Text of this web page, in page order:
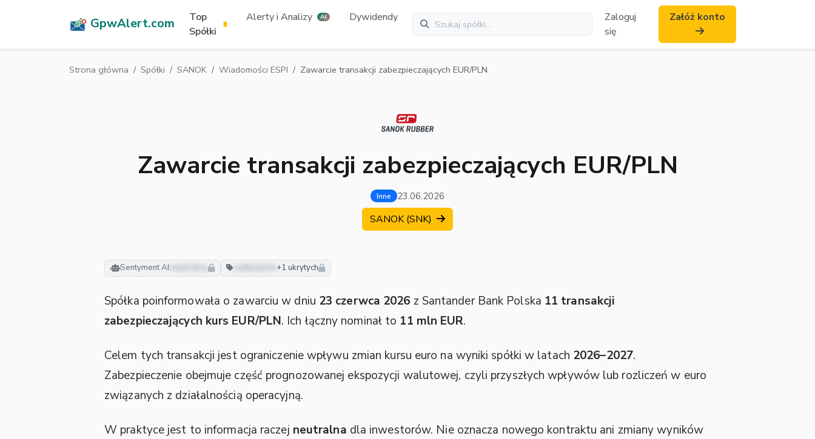
GpwAlert.com
Top
Spółki
Alerty i Analizy AI Dywidendy
Zaloguj
się
Załóż konto
Strona główna Spółki SANOK Wiadomości ESPI Zawarcie transakcji zabezpieczających EUR/PLN
Zawarcie transakcji zabezpieczających EUR/PLN
Inne 23.06.2026
SANOK (SNK)
Sentyment AI: neutralny +1 ukrytych
Spółka poinformowała o zawarciu w dniu 23 czerwca 2026 z Santander Bank Polska 11 transakcji
zabezpieczających kurs EUR/PLN. Ich łączny nominał to 11 mln EUR.
Celem tych transakcji jest ograniczenie wpływu zmian kursu euro na wyniki spółki w latach 2026–2027.
Zabezpieczenie obejmuje część prognozowanej ekspozycji walutowej, czyli przyszłych wpływów lub rozliczeń w euro
związanych z działalnością operacyjną.
W praktyce jest to informacja raczej neutralna dla inwestorów. Nie oznacza nowego kontraktu ani zmiany wyników